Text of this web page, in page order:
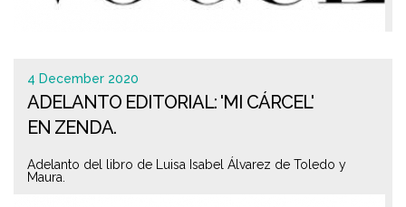
4 December 2020
ADELANTO EDITORIAL: 'MI CÁRCEL'
EN ZENDA.
Adelanto del libro de Luisa Isabel Álvarez de Toledo y
Maura.